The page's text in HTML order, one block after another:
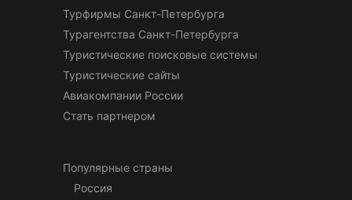
Турфирмы Санкт-Петербурга
Турагентства Санкт-Петербурга
Туристические поисковые системы
Туристические сайты
Авиакомпании России
Стать партнером
Популярные страны
Россия